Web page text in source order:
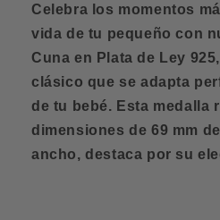
Celebra los momentos
vida de tu pequeño con
Cuna en Plata de Ley
clásico que se adapta
de tu bebé. Esta medalla
dimensiones de 69 mm
ancho, destaca por su